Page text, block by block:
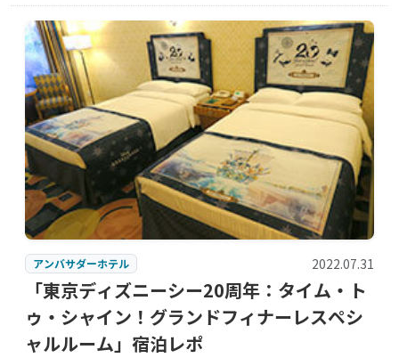
アンバサダーホテル 2022.07.31
「東京ディズニーシー20周年：タイム・ト
ゥ・シャイン！グランドフィナーレスペシ
ャルルーム」宿泊レポ